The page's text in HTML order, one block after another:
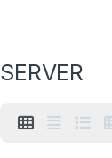
SERVER